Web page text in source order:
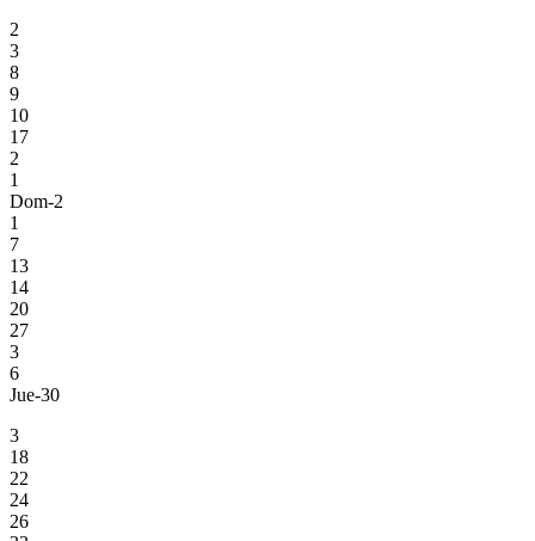
2
3
8
9
10
17
2
1
Dom-2
1
7
13
14
20
27
3
6
Jue-30
3
18
22
24
26